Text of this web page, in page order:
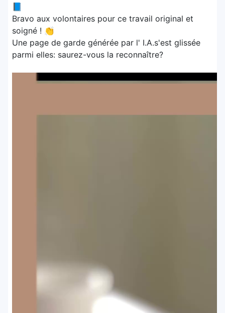
📘
Bravo aux volontaires pour ce travail original et
soigné ! 👏
Une page de garde générée par l' I.A.s'est glissée
parmi elles: saurez-vous la reconnaître?